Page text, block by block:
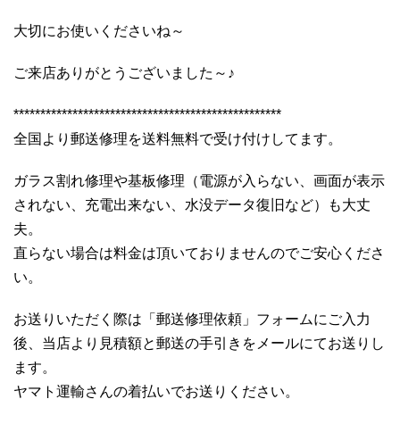
大切にお使いくださいね～
ご来店ありがとうございました～♪
**************************************************
全国より郵送修理を送料無料で受け付けしてます。
ガラス割れ修理や基板修理（電源が入らない、画面が表示
されない、充電出来ない、水没データ復旧など）も大丈
夫。
直らない場合は料金は頂いておりませんのでご安心くださ
い。
お送りいただく際は「郵送修理依頼」フォームにご入力
後、当店より見積額と郵送の手引きをメールにてお送りし
ます。
ヤマト運輸さんの着払いでお送りください。